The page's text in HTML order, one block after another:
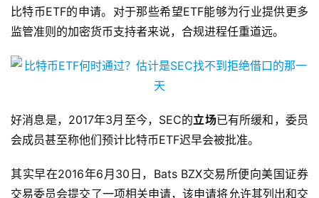
比特币ETF的申请。对于那些希望ETF能够为行业提供更多
监管准则的加密货币支持者来说，合规进程任重道远。
好消息是，2017年3月至今，SEC的立场已有所缓和，委员
会成员甚至称他们预计比特币ETF迟早会被批准。
其实早在2016年6月30日，Bats BZX交易所便向美国证券
交易委员会提交了一项相关申请，该申请将允许其列出和交